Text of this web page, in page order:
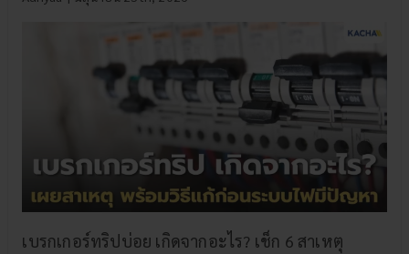
เบรกเกอร์ทริปบ่อย เกิดจากอะไร? เช็ก 6 สาเหตุ